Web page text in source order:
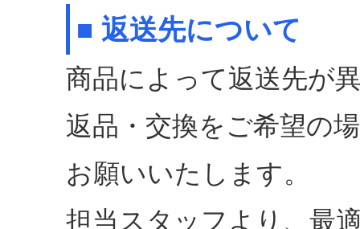
■ 返送先について
商品によって返送先が
返品・交換をご希望の
お願いいたします。
担当スタッフより、最